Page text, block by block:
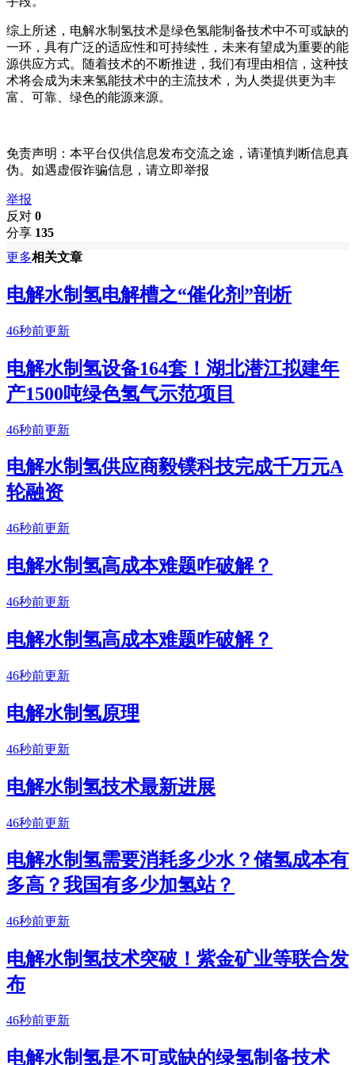
综上所述，电解水制氢技术是绿色氢能制备技术中不可或缺的
一环，具有广泛的适应性和可持续性，未来有望成为重要的能
源供应方式。随着技术的不断推进，我们有理由相信，这种技
术将会成为未来氢能技术中的主流技术，为人类提供更为丰
富、可靠、绿色的能源来源。
免责声明：本平台仅供信息发布交流之途，请谨慎判断信息真
伪。如遇虚假诈骗信息，请立即举报
举报
反对 0
分享 135
更多相关文章
电解水制氢电解槽之“催化剂”剖析
46秒前更新
电解水制氢设备164套！湖北潜江拟建年
产1500吨绿色氢气示范项目
46秒前更新
电解水制氢供应商毅镤科技完成千万元A
轮融资
46秒前更新
电解水制氢高成本难题咋破解？
46秒前更新
电解水制氢高成本难题咋破解？
46秒前更新
电解水制氢原理
46秒前更新
电解水制氢技术最新进展
46秒前更新
电解水制氢需要消耗多少水？储氢成本有
多高？​我国有多少加氢站？
46秒前更新
电解水制氢技术突破！紫金矿业等联合发
布
46秒前更新
电解水制氢是不可或缺的绿氢制备技术